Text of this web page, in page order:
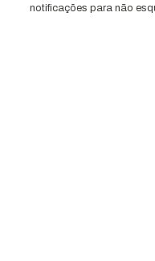
notificações para não